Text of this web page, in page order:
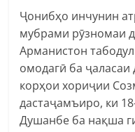
Ҷонибҳо инчунин
мубрами рӯзномаи
Арманистон
омодагӣ ба
корҳои хориҷии
дастаҷамъиро, ки
Душанбе ба нақша